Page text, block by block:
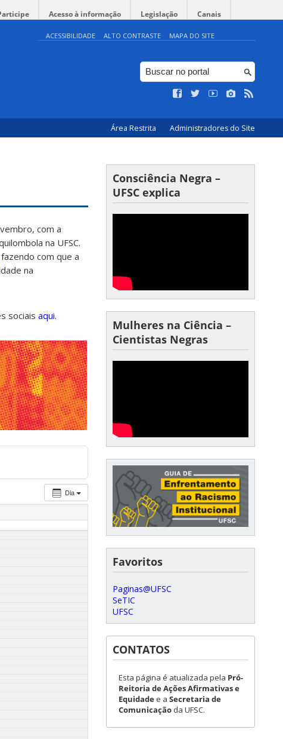
Acesso à informação Legislação Canais
ACESSIBILIDADE ALTO CONTRASTE MAPA DO SITE
Área Restrita Administradores do Site
com a
na UFSC.
fazendo com que a
na
sociais aqui.
Dia
Consciência Negra –
UFSC explica
Mulheres na Ciência –
Cientistas Negras
Favoritos
Paginas@UFSC
SeTIC
UFSC
CONTATOS
Esta página é atualizada pela Pró-
Reitoria de Ações Afirmativas e
Equidadee a Secretaria de
Comunicação da UFSC.